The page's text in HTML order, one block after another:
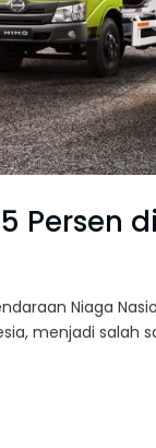
Persen
Niaga
menjadi